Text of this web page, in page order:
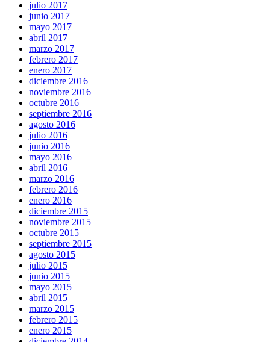
julio 2017
junio 2017
mayo 2017
abril 2017
marzo 2017
febrero 2017
enero 2017
diciembre 2016
noviembre 2016
octubre 2016
septiembre 2016
agosto 2016
julio 2016
junio 2016
mayo 2016
abril 2016
marzo 2016
febrero 2016
enero 2016
diciembre 2015
noviembre 2015
octubre 2015
septiembre 2015
agosto 2015
julio 2015
junio 2015
mayo 2015
abril 2015
marzo 2015
febrero 2015
enero 2015